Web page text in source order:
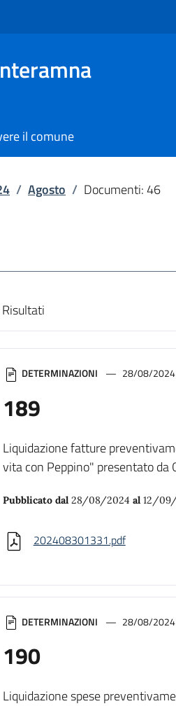
il comune
/ Agosto / Documenti: 46
di
DETERMINAZIONI 28/08/2024
189
Liquidazione fatture
vita con Peppino" presentato da
Pubblicato dal 28/08/2024 al12/09/
202408301331.pdf
DETERMINAZIONI 28/08/2024
190
Liquidazione spese